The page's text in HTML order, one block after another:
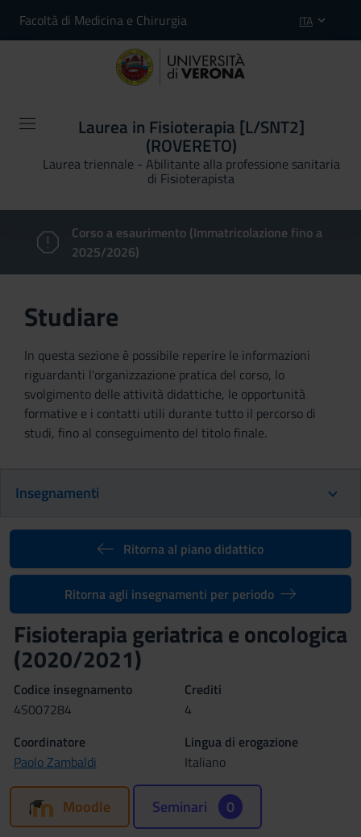
Facoltà di Medicina e Chirurgia ITA
Laurea in Fisioterapia [L/SNT2]
(ROVERETO)
Laurea triennale - Abilitante alla professione sanitaria
di Fisioterapista
Corso a esaurimento (Immatricolazione fino a
2025/2026)
Studiare
In questa sezione è possibile reperire le informazioni
riguardanti l'organizzazione pratica del corso, lo
svolgimento delle attività didattiche, le opportunità
formative e i contatti utili durante tutto il percorso di
studi, fino al conseguimento del titolo finale.
Insegnamenti
Ritorna al piano didattico
Ritorna agli insegnamenti per periodo
Fisioterapia geriatrica e oncologica
(2020/2021)
Codice insegnamento
4S007284
Crediti
4
Coordinatore
Paolo Zambaldi
Lingua di erogazione
Italiano
Moodle Seminari 0